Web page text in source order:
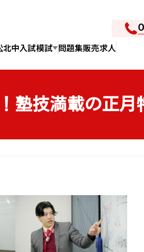
北中入試模試 問題集販売求人
塾技満載の正月